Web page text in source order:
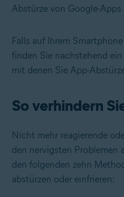
Abstürze von Google-Apps
Falls auf Ihrem
finden Sie nachstehend
mit denen Sie App-
So verhindern
Nicht mehr reagierende
den nervigsten Problemen
den folgenden zehn
abstürzen oder einfrieren: